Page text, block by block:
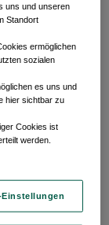
uns und unseren
Standort
ermöglichen
sozialen
es uns und
hier sichtbar zu
Cookies ist
werden.